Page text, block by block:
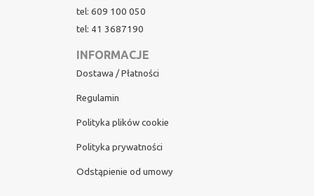
tel: 609 100 050
tel: 41 3687190
INFORMACJE
Dostawa / Płatności
Regulamin
Polityka plików cookie
Polityka prywatności
Odstąpienie od umowy